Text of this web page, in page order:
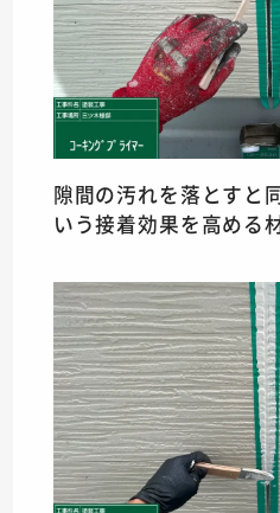
隙間の汚れを落とすと
いう接着効果を高める